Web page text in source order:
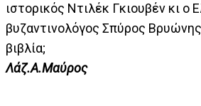
ιστορικός Ντιλέκ Γκιουβέν κι ο
βυζαντινολόγος Σπύρος
βιβλία;
Λάζ.Α.Μαύρος